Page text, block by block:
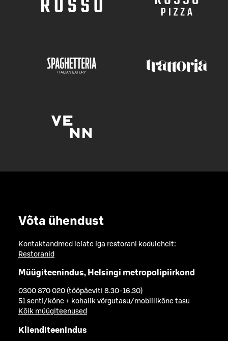
Võta ühendust
Kontaktandmed leiate iga restorani kodulehelt:
Restoranid
Müügiteenindus, Helsingi metropolipiirkond
0300 870 020 (tööpäeviti 8.30-16.30)
51 senti/kõne + kohalik võrgutasu/mobiilikõne tasu
Kõik müügiteenused
Klienditeenindus